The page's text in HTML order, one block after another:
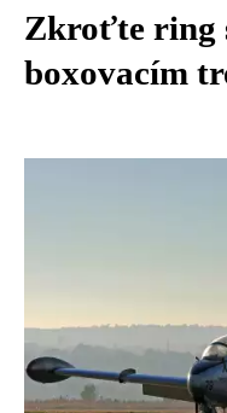
Zkroťte ring
boxovacím